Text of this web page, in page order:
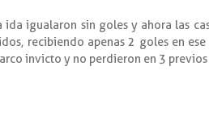
igualaron sin goles y ahora las
recibiendo apenas 2 goles en
invicto y no perdieron en 3